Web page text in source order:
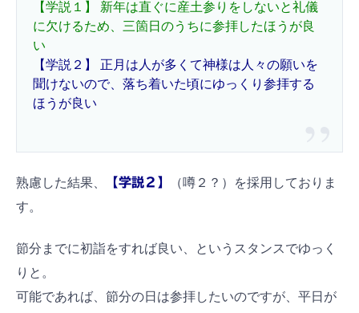
【学説１】 新年は直ぐに産土参りをしないと礼儀
に欠けるため、三箇日のうちに参拝したほうが良
い
【学説２】 正月は人が多くて神様は人々の願いを
聞けないので、落ち着いた頃にゆっくり参拝する
ほうが良い
熟慮した結果、 【学説２】
（噂２？）を採用しておりま
す。
節分までに初詣をすれば良い、というスタンスでゆっく
りと。
可能であれば、節分の日は参拝したいのですが、平日が